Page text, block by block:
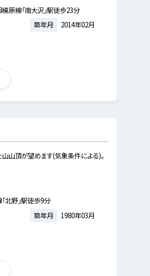
原線「南大沢」駅徒歩23分
築年月 2014年02月
山頂が望めます(気象条件による)。
北野」駅徒歩9分
築年月 1980年03月